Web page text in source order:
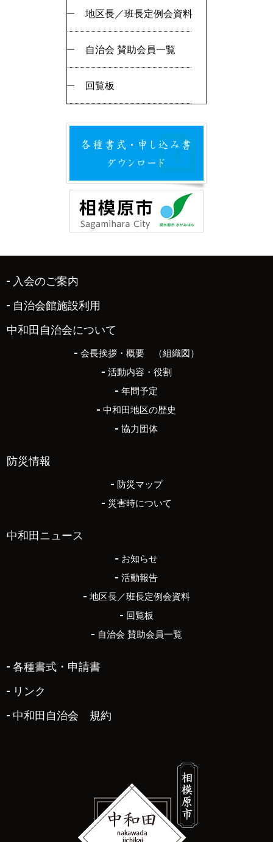
地区長／班長定例会資料
自治会 賛助会員一覧
回覧板
入会のご案内
自治会館施設利用
中和田自治会について
会長挨拶・概要 （組織図）
活動内容・役割
年間予定
中和田地区の歴史
協力団体
防災情報
防災マップ
災害時について
中和田ニュース
お知らせ
活動報告
地区長／班長定例会資料
回覧板
自治会 賛助会員一覧
各種書式・申請書
リンク
中和田自治会 規約